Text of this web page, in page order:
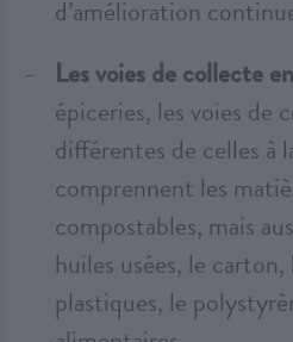
d’amélioration
Les voies de collecte
épiceries, les voies de
différentes de celles à
comprennent les
compostables, mais
huiles usées, le
plastiques, le